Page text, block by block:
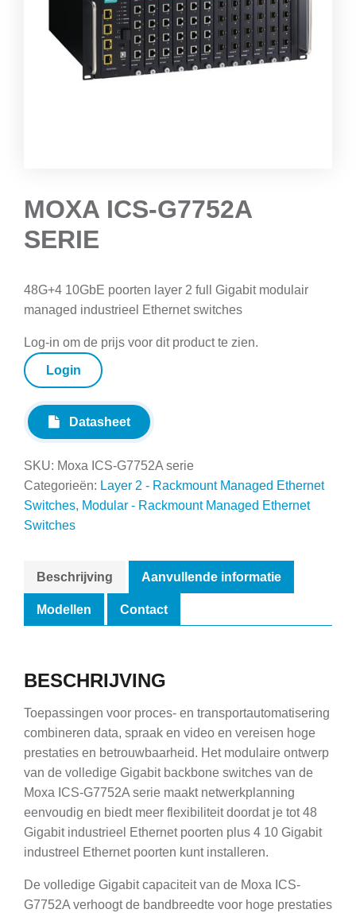
MOXA ICS-G7752A
SERIE
48G+4 10GbE poorten layer 2 full Gigabit modulair
managed industrieel Ethernet switches
Log-in om de prijs voor dit product te zien.
Login
Datasheet
SKU: Moxa ICS-G7752A serie
Categorieën: Layer 2 - Rackmount Managed Ethernet
Switches, Modular - Rackmount Managed Ethernet
Switches
Beschrijving Aanvullende informatie
Modellen Contact
BESCHRIJVING
Toepassingen voor proces- en transportautomatisering
combineren data, spraak en video en vereisen hoge
prestaties en betrouwbaarheid. Het modulaire ontwerp
van de volledige Gigabit backbone switches van de
Moxa ICS-G7752A serie maakt netwerkplanning
eenvoudig en biedt meer flexibiliteit doordat je tot 48
Gigabit industrieel Ethernet poorten plus 4 10 Gigabit
industreel Ethernet poorten kunt installeren.
De volledige Gigabit capaciteit van de Moxa ICS-
G7752A verhoogt de bandbreedte voor hoge prestaties